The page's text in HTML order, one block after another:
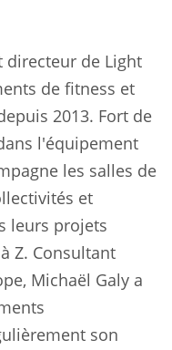
directeur de Light
de fitness et
2013. Fort de
l'équipement
les salles de
et
leurs projets
Z. Consultant
Michaël Galy a
son